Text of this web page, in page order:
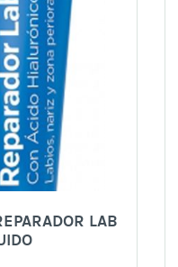
LAB